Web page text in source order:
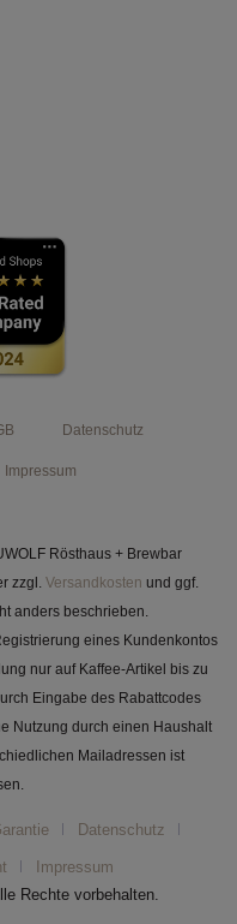
Datenschutz
Impressum
Rösthaus + Brewbar
zzgl. Versandkosten und ggf.
anders beschrieben.
eines Kundenkontos
nur auf Kaffee-Artikel bis zu
Eingabe des Rabattcodes
Nutzung durch einen Haushalt
Mailadressen ist
Datenschutz
Impressum
Rechte vorbehalten.